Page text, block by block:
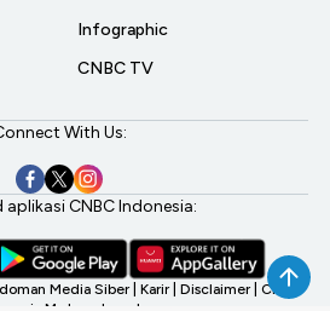
Infographic
CNBC TV
With Us:
CNBC Indonesia:
Media Siber Karir Disclaimer CNBC